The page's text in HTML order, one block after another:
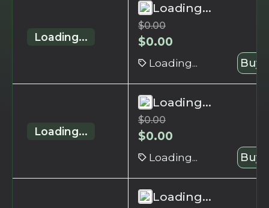
Loading...
Loading...
$0.00
$0.00
Loading... Buy
Loading...
Loading...
$0.00
$0.00
Loading... Buy
Loading...